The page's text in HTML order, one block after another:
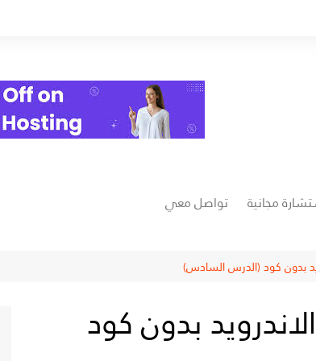
مجانية تواصل معي
يوتيوب
انستغرام
بدون كود (الدرس السادس)
بدون كود